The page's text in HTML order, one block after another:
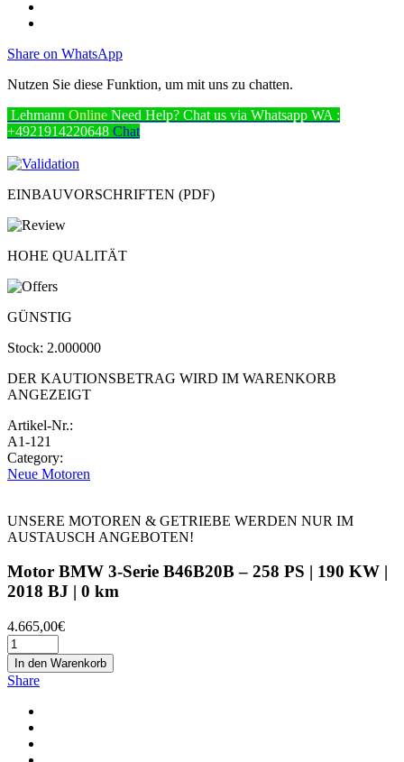
Share on WhatsApp
Nutzen Sie diese Funktion, um mit uns zu chatten.
Lehmann Online Need Help? Chat us via Whatsapp WA :
+4921914220648 Chat
EINBAUVORSCHRIFTEN (PDF)
HOHE QUALITÄT
GÜNSTIG
Stock: 2.000000
DER KAUTIONSBETRAG WIRD IM WARENKORB
ANGEZEIGT
Artikel-Nr.:
A1-121
Category:
Neue Motoren
UNSERE MOTOREN & GETRIEBE WERDEN NUR IM
AUSTAUSCH ANGEBOTEN!
Motor BMW 3-Serie B46B20B – 258 PS | 190 KW |
2018 BJ | 0 km
4.665,00€
In den Warenkorb
Share